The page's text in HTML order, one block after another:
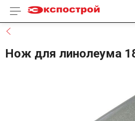
Каталог товаров
Нож для линолеума